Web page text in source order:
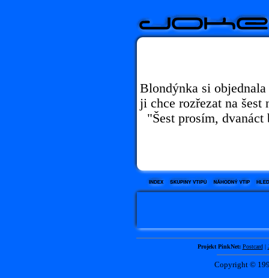
Blondýnka si
ji chce rozřezat na šest
"Šest prosím,
Projekt PinkNet: Postcard|
Copyright ©